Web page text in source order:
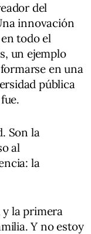
del
innovación
todo el
un ejemplo
en una
pública
Son la
al
la
y la primera
Y no estoy